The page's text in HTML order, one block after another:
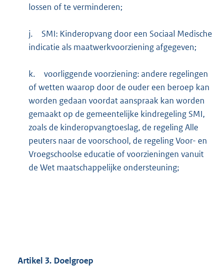
lossen of te verminderen;
j.
SMI: Kinderopvang door een Sociaal Medische
indicatie als maatwerkvoorziening afgegeven;
k.
voorliggende voorziening: andere regelingen
of wetten waarop door de ouder een beroep kan
worden gedaan voordat aanspraak kan worden
gemaakt op de gemeentelijke kindregeling SMI,
zoals de kinderopvangtoeslag, de regeling Alle
peuters naar de voorschool, de regeling Voor- en
Vroegschoolse educatie of voorzieningen vanuit
de Wet maatschappelijke ondersteuning;
Artikel 3. Doelgroep